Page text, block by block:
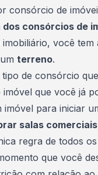
consórcio de
consórcios de
você
terreno.
de consórcio
que você já
para iniciar
salas comerciais
regra de todos
que você